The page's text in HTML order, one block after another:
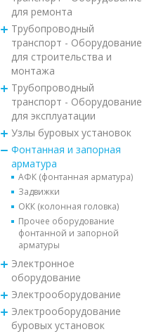
для ремонта
Трубопроводный
транспорт - Оборудование
для строительства и
монтажа
Трубопроводный
транспорт - Оборудование
для эксплуатации
Узлы буровых установок
Фонтанная и запорная
арматура
АФК (фонтанная арматура)
Задвижки
ОКК (колонная головка)
Прочее оборудование
фонтанной и запорной
арматуры
Электронное
оборудование
Электрооборудование
Электрооборудование
буровых установок